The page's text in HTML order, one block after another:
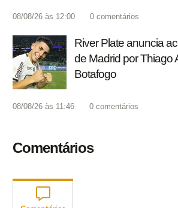
08/08/26 às 12:00 0 comentários
River Plate anuncia
de Madrid por Thiago
Botafogo
08/08/26 às 11:46 0 comentários
Comentários